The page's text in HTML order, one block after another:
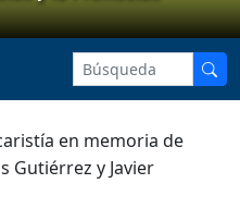
en memoria de
Gutiérrez y Javier